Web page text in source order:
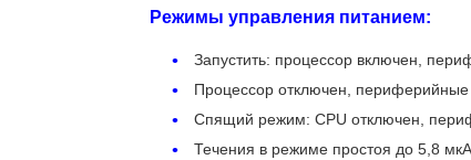
Режимы управления питанием:
Запустить: процессор включен,
Процессор отключен, периферийные
Спящий режим: CPU отключен,
Течения в режиме простоя до 5,8